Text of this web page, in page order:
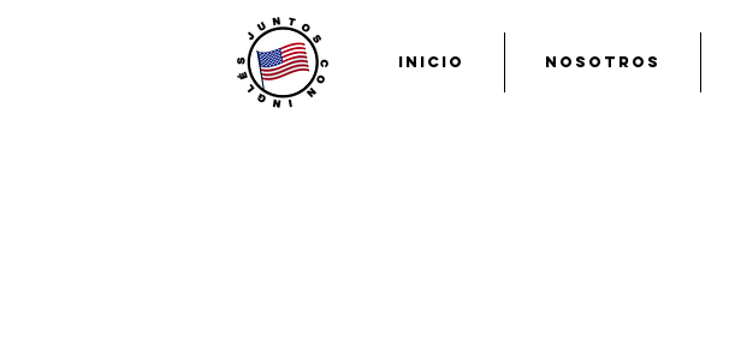
Inicio Nosotros